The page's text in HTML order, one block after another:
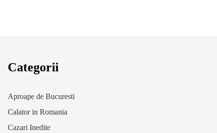
Categorii
Aproape de Bucuresti
Calator in Romania
Cazari Inedite